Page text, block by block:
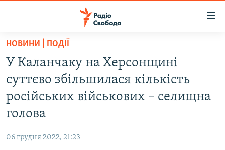
Перейти
основного
матеріалу
Перейти
до
основної
Перейти
СТАТТІ
СУСПІЛЬСТВО
ДОНБАС.РЕАЛІЇ
НОВИНИ | ПОДІЇ
У Каланчаку на Херсонщині
суттєво збільшилася кількість
російських військових – селищна
голова
06 грудня 2022, 21:23